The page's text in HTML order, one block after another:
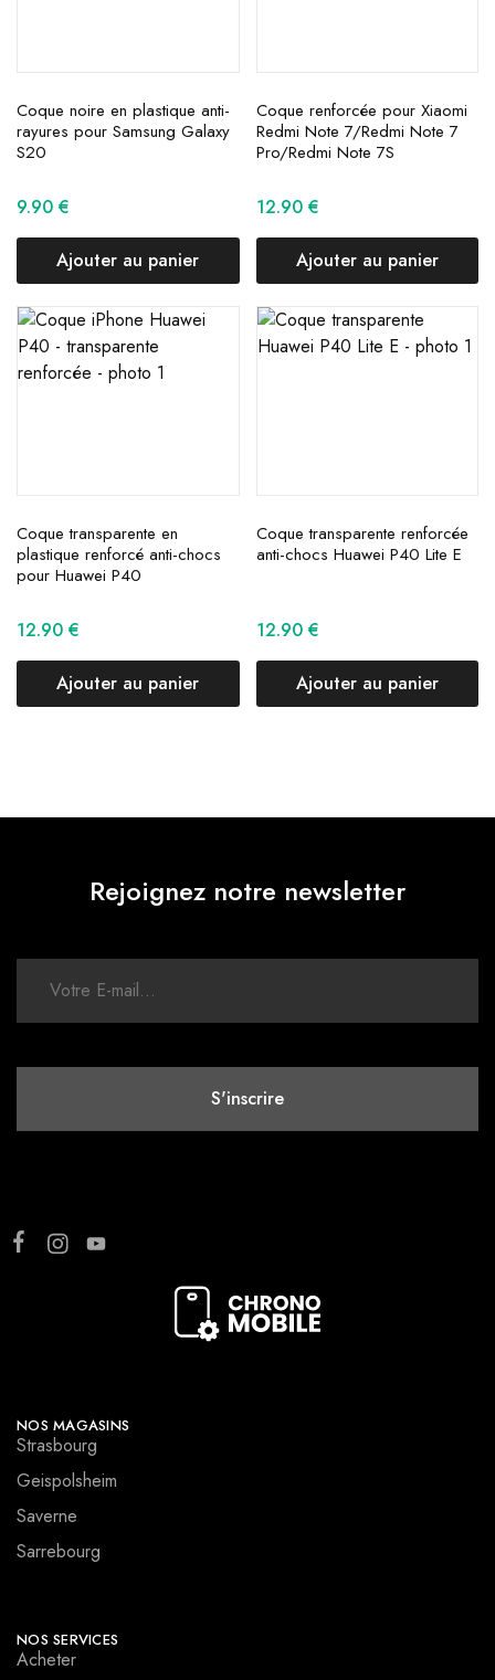
Coque noire en plastique anti-
rayures pour Samsung Galaxy
S20
9.90 €
Ajouter au panier
Coque renforcée pour Xiaomi
Redmi Note 7/Redmi Note 7
Pro/Redmi Note 7S
12.90 €
Ajouter au panier
Coque transparente en
plastique renforcé anti-chocs
pour Huawei P40
12.90 €
Ajouter au panier
Coque transparente renforcée
anti-chocs Huawei P40 Lite E
12.90 €
Ajouter au panier
Rejoignez notre newsletter
NOS MAGASINS
Strasbourg
Geispolsheim
Saverne
Sarrebourg
NOS SERVICES
Acheter